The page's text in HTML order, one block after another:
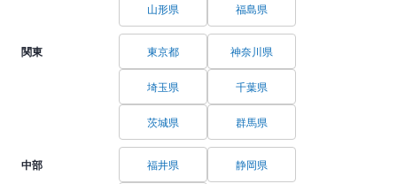
山形県 福島県
関東 東京都 神奈川県
埼玉県 千葉県
茨城県 群馬県
中部 福井県 静岡県